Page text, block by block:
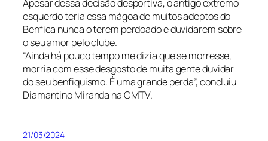
Apesar dessa decisão desportiva, o antigo extremo
esquerdo teria essa mágoa de muitos adeptos do
Benfica nunca o terem perdoado e duvidarem sobre
o seu amor pelo clube.
“Ainda há pouco tempo me dizia que se morresse,
morria com esse desgosto de muita gente duvidar
do seu benfiquismo. É uma grande perda”, concluiu
Diamantino Miranda na CMTV.
21/03/2024